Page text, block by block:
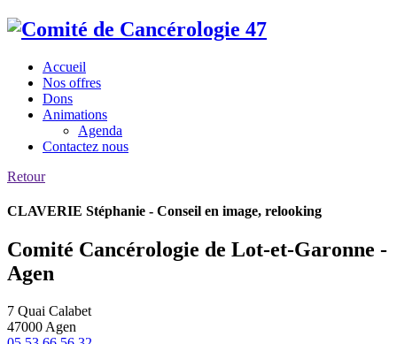
Accueil
Nos offres
Dons
Animations
Agenda
Contactez nous
Retour
CLAVERIE Stéphanie - Conseil en image, relooking
Comité Cancérologie de Lot-et-Garonne -
Agen
7 Quai Calabet
47000 Agen